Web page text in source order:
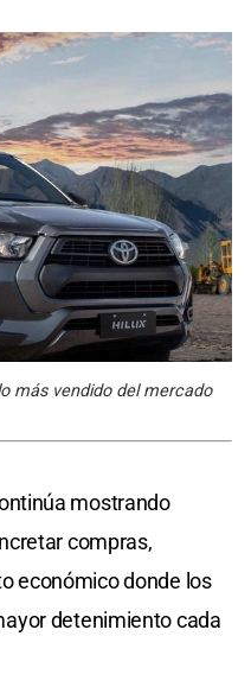
más vendido del mercado
mostrando
compras,
económico donde los
detenimiento cada